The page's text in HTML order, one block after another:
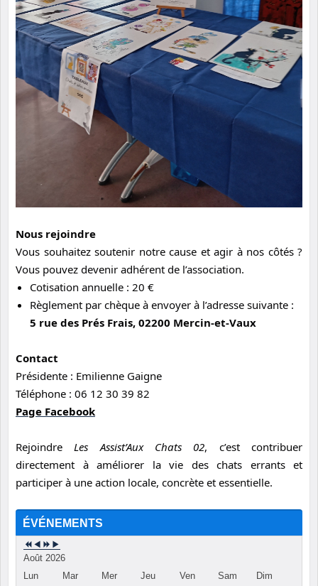
Nous rejoindre
Vous souhaitez soutenir notre cause et agir à nos côtés ?
Vous pouvez devenir adhérent de l’association.
Cotisation annuelle : 20 €
Règlement par chèque à envoyer à l’adresse suivante :
5 rue des Prés Frais, 02200 Mercin-et-Vaux
Contact
Présidente : Emilienne Gaigne
Téléphone : 06 12 30 39 82
Page Facebook
RejoindreLes Assist’Aux Chats 02, c’est contribuer
directement à améliorer la vie des chats errants et
participer à une action locale, concrète et essentielle.
ÉVÉNEMENTS
Août 2026
Lun
Mar Mer Jeu Ven Sam
Dim